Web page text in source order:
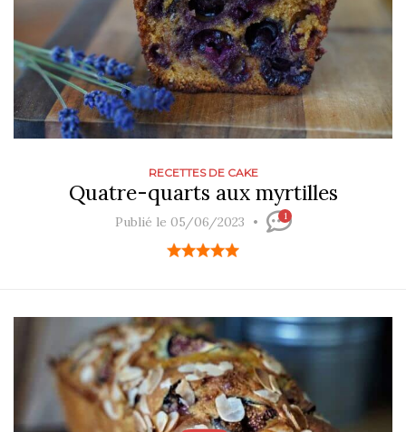
RECETTES DE CAKE
Quatre-quarts aux myrtilles
Publié le 05/06/2023 1